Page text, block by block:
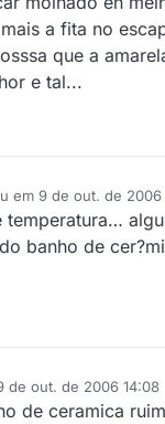
a fita no
que a
e tal...
em 9 de out. de 2006
por
temperatura…
banho de
de out. de 2006 14:08
de ceramica